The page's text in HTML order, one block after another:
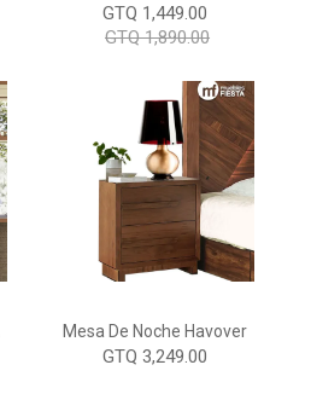
GTQ 1,449.00
GTQ 1,890.00
Mesa De Noche Havover
GTQ 3,249.00